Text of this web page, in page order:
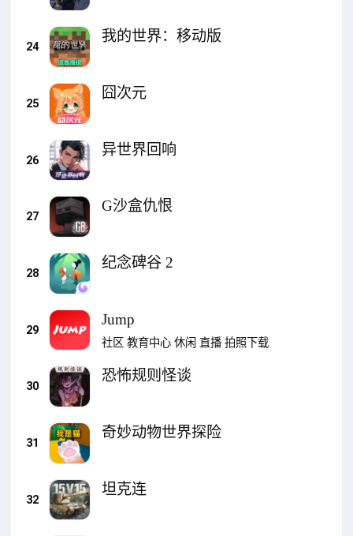
24
我的世界：移动版
25
囧次元
26
异世界回响
27
G沙盒仇恨
28
纪念碑谷 2
29
Jump
社区 教育中心 休闲 直播 拍照下载
30
恐怖规则怪谈
31
奇妙动物世界探险
32
坦克连